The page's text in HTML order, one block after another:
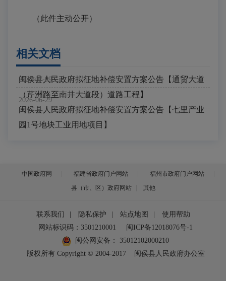
（此件主动公开）
相关文档
2026-07-09
闽侯县人民政府拟征地补偿安置方案公告【通贸大道
（芹洲路至南井大道段）道路工程】
2026-06-29
闽侯县人民政府拟征地补偿安置方案公告【七里产业
园1号地块工业用地项目】
中国政府网 福建省政府门户网站
福州市政府门户网站
县（市、区）政府网站
其他
联系我们 隐私保护 站点地图
使用帮助
网站标识码：3501210001
闽ICP备12018076号-1
闽公网安备：
35012102000210
版权所有 Copyright © 2004-2017
闽侯县人民政府办公室